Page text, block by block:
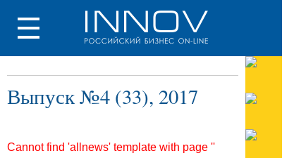
Выпуск №4 (33), 2017
Cannot find 'allnews' template with page ''